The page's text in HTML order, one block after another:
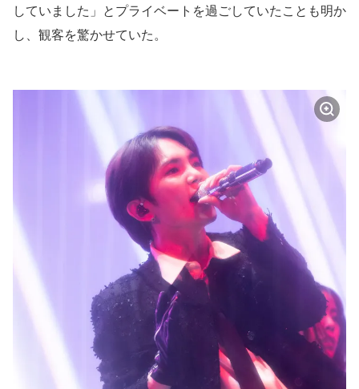
していました」とプライベートを過ごしていたことも明か
し、観客を驚かせていた。